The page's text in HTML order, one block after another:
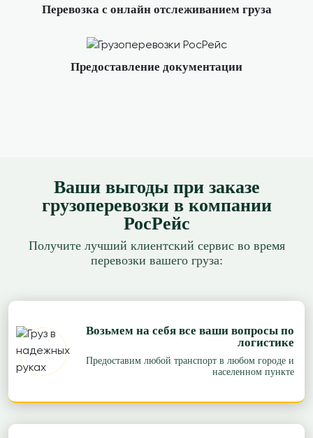
Перевозка с онлайн отслеживанием груза
Предоставление документации
Ваши выгоды при заказе
грузоперевозки в компании
РосРейс
Получите лучший клиентский сервис во время
перевозки вашего груза:
Возьмем на себя все ваши вопросы по
логистике
Предоставим любой транспорт в любом городе и
населенном пункте